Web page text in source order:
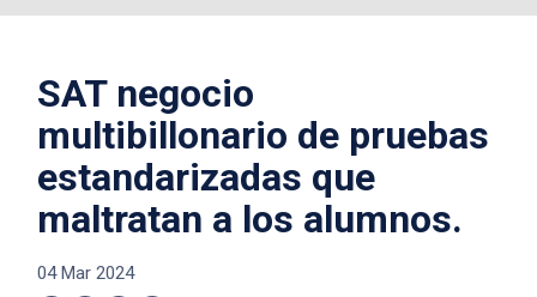
SAT negocio
multibillonario de pruebas
estandarizadas que
maltratan a los alumnos.
04 Mar 2024